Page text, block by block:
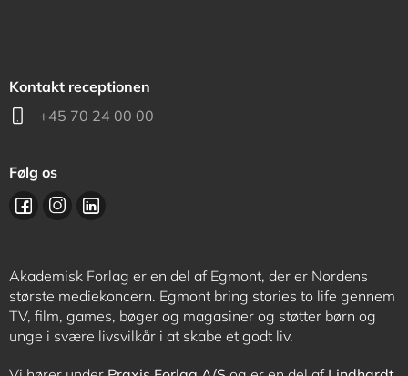
Kontakt receptionen
+45 70 24 00 00
Følg os
Akademisk Forlag er en del af Egmont, der er Nordens
største mediekoncern. Egmont bring stories to life gennem
TV, film, games, bøger og magasiner og støtter børn og
unge i svære livsvilkår i at skabe et godt liv.